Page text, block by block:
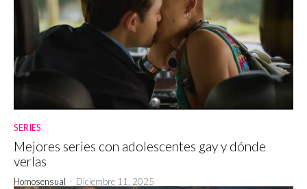
SERIES
Mejores series con adolescentes gay y dónde
verlas
Homosensual - Diciembre 11, 2025